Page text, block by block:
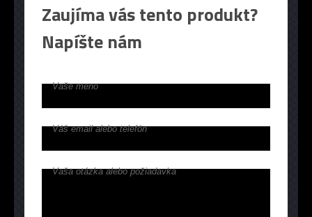
Zaujíma vás tento produkt?
Napíšte nám
Vaše meno
Váš email alebo telefón
Vaša otázka alebo požiadavka